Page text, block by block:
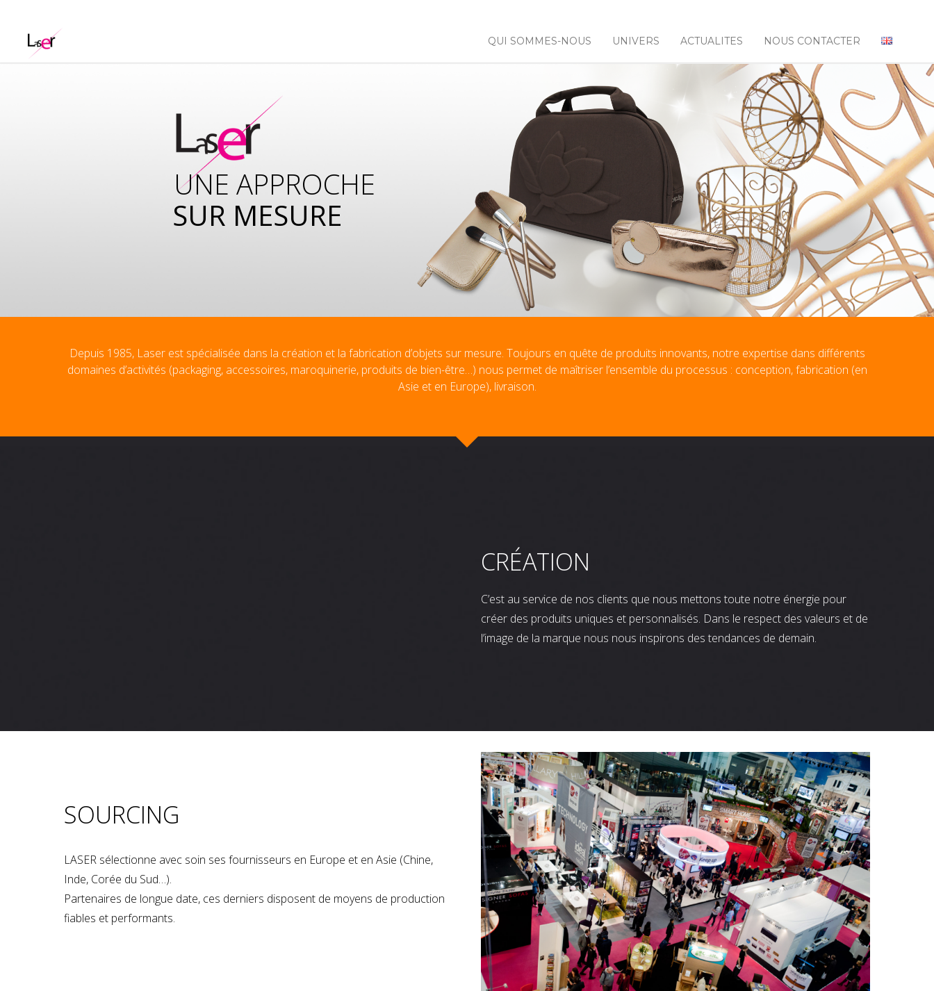
QUI SOMMES-NOUS UNIVERS ACTUALITES NOUS CONTACTER
SUR MESURE
UNE APPROCHE
Depuis 1985, Laser est spécialisée dans la création et la fabrication d’objets sur mesure. Toujours en quête de produits innovants, notre expertise dans différents
domaines d’activités (packaging, accessoires, maroquinerie, produits de bien-être…) nous permet de maîtriser l’ensemble du processus : conception, fabrication (en
Asie et en Europe), livraison.
CRÉATION
C’est au service de nos clients que nous mettons toute notre énergie pour
créer des produits uniques et personnalisés. Dans le respect des valeurs et de
l’image de la marque nous nous inspirons des tendances de demain.
SOURCING
LASER sélectionne avec soin ses fournisseurs en Europe et en Asie (Chine,
Inde, Corée du Sud…).
Partenaires de longue date, ces derniers disposent de moyens de production
fiables et performants.